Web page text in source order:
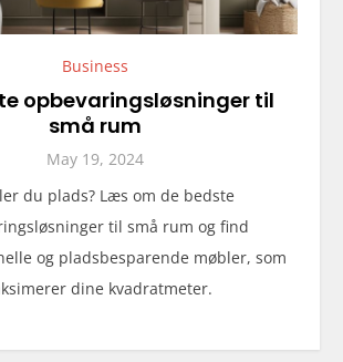
Business
opbevaringsløsninger til
små rum
May 19, 2024
du plads? Læs om de bedste
til små rum og find
og pladsbesparende møbler, som
dine kvadratmeter.